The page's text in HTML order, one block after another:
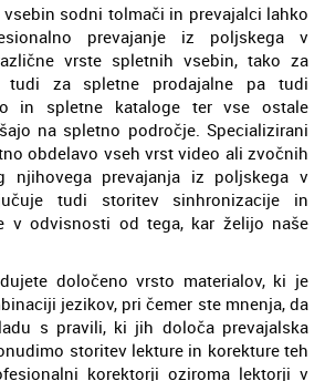
sodni tolmači in prevajalci lahko
prevajanje iz poljskega v
vrste spletnih vsebin, tako za
tudi za spletne prodajalne pa tudi
in spletne kataloge ter vse ostale
na spletno področje. Specializirani
obdelavo vseh vrst video ali zvočnih
njihovega prevajanja iz poljskega v
tudi storitev sinhronizacije in
v odvisnosti od tega, kar želijo naše
določeno vrsto materialov, ki je
jezikov, pri čemer ste mnenja, da
s pravili, ki jih določa prevajalska
storitev lekture in korekture teh
korektorji oziroma lektorji v